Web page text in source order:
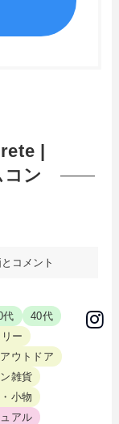
|
ン
コメント
代
40代
ー
ウトドア
雑貨
小物
アル